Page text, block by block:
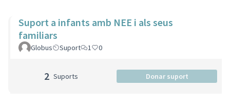
Suport a infants amb NEE i als seus
familiars
Globus Suport 1 0
2 Suports Donar suport